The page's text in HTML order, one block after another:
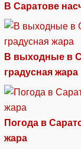
В Саратове
В выходные в
градусная жара
Погода в
жара